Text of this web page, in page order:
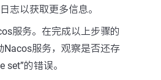
志以获取更多信息。
服务。在完成以上步骤的
Nacos服务，观察是否还存
set”的错误。